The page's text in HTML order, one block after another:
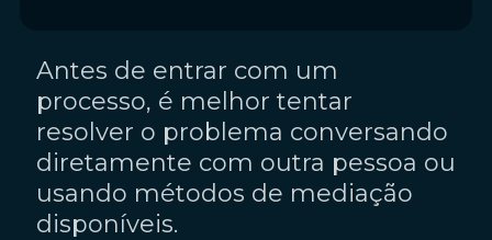
Antes de entrar com um
processo, é melhor tentar
resolver o problema conversando
diretamente com outra pessoa ou
usando métodos de mediação
disponíveis.